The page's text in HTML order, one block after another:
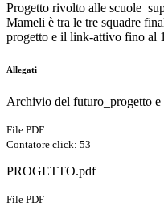
Progetto rivolto alle scuole
Mameli è tra le tre squadre
progetto e il link-attivo fino al
Allegati
Archivio del futuro_progetto
File PDF
Contatore click: 53
PROGETTO.pdf
File PDF